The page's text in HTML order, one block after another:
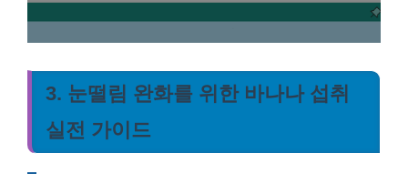
3. 눈떨림 완화를 위한 바나나 섭취
실전 가이드